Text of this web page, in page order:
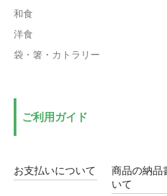
和食
洋食
袋・箸・カトラリー
ご利用ガイド
お支払いについて
商品の納品
いて